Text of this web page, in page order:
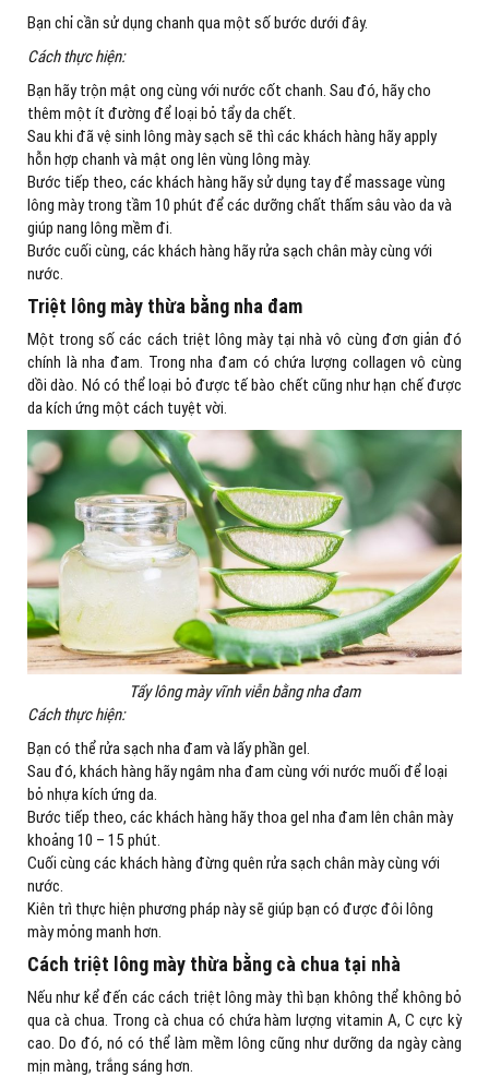
Bạn chỉ cần sử dụng chanh qua một số bước dưới đây.
Cách thực hiện:
Bạn hãy trộn mật ong cùng với nước cốt chanh. Sau đó, hãy cho
thêm một ít đường để loại bỏ tẩy da chết.
Sau khi đã vệ sinh lông mày sạch sẽ thì các khách hàng hãy apply
hỗn hợp chanh và mật ong lên vùng lông mày.
Bước tiếp theo, các khách hàng hãy sử dụng tay để massage vùng
lông mày trong tầm 10 phút để các dưỡng chất thấm sâu vào da và
giúp nang lông mềm đi.
Bước cuối cùng, các khách hàng hãy rửa sạch chân mày cùng với
nước.
Triệt lông mày thừa bằng nha đam
Một trong số các cách triệt lông mày tại nhà vô cùng đơn giản đó
chính là nha đam. Trong nha đam có chứa lượng collagen vô cùng
dồi dào. Nó có thể loại bỏ được tế bào chết cũng như hạn chế được
da kích ứng một cách tuyệt vời.
Tẩy lông mày vĩnh viễn bằng nha đam
Cách thực hiện:
Bạn có thể rửa sạch nha đam và lấy phần gel.
Sau đó, khách hàng hãy ngâm nha đam cùng với nước muối để loại
bỏ nhựa kích ứng da.
Bước tiếp theo, các khách hàng hãy thoa gel nha đam lên chân mày
khoảng 10 – 15 phút.
Cuối cùng các khách hàng đừng quên rửa sạch chân mày cùng với
nước.
Kiên trì thực hiện phương pháp này sẽ giúp bạn có được đôi lông
mày mỏng manh hơn.
Cách triệt lông mày thừa bằng cà chua tại nhà
Nếu như kể đến các cách triệt lông mày thì bạn không thể không bỏ
qua cà chua. Trong cà chua có chứa hàm lượng vitamin A, C cực kỳ
cao. Do đó, nó có thể làm mềm lông cũng như dưỡng da ngày càng
mịn màng, trắng sáng hơn.